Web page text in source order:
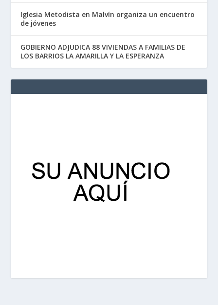
Iglesia Metodista en Malvín organiza un encuentro
de jóvenes
GOBIERNO ADJUDICA 88 VIVIENDAS A FAMILIAS DE
LOS BARRIOS LA AMARILLA Y LA ESPERANZA